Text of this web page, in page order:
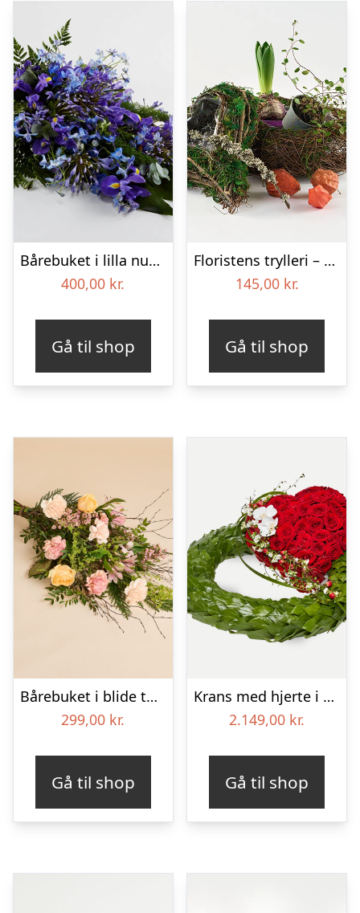
Bårebuket i lilla nuancer – Blomster til begravelse
400,00 kr.
Gå til shop
Floristens trylleri – gravpynt – Blomster til begravelse
145,00 kr.
Gå til shop
Bårebuket i blide toner
299,00 kr.
Gå til shop
Krans med hjerte i klassisk stil – rød og hvid
2.149,00 kr.
Gå til shop